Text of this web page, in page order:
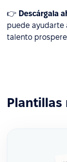
👉 Descárgala
puede ayudarte
talento
Plantillas